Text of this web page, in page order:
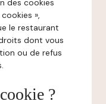
des cookies
»,
le restaurant
dont vous
ou de refus
?